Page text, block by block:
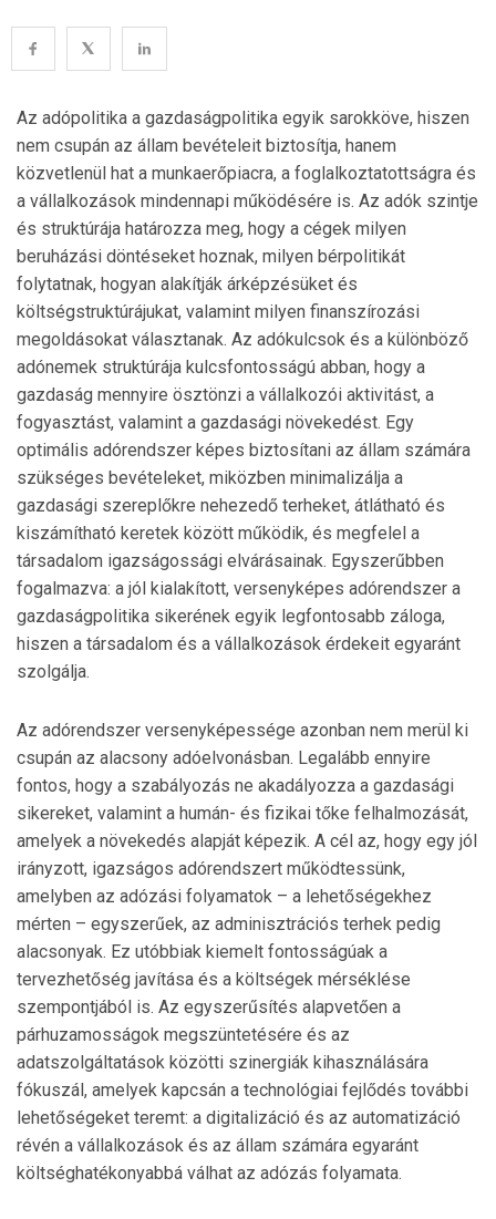
Az adópolitika a gazdaságpolitika egyik sarokköve, hiszen
nem csupán az állam bevételeit biztosítja, hanem
közvetlenül hat a munkaerőpiacra, a foglalkoztatottságra és
a vállalkozások mindennapi működésére is. Az adók szintje
és struktúrája határozza meg, hogy a cégek milyen
beruházási döntéseket hoznak, milyen bérpolitikát
folytatnak, hogyan alakítják árképzésüket és
költségstruktúrájukat, valamint milyen finanszírozási
megoldásokat választanak. Az adókulcsok és a különböző
adónemek struktúrája kulcsfontosságú abban, hogy a
gazdaság mennyire ösztönzi a vállalkozói aktivitást, a
fogyasztást, valamint a gazdasági növekedést. Egy
optimális adórendszer képes biztosítani az állam számára
szükséges bevételeket, miközben minimalizálja a
gazdasági szereplőkre nehezedő terheket, átlátható és
kiszámítható keretek között működik, és megfelel a
társadalom igazságossági elvárásainak. Egyszerűbben
fogalmazva: a jól kialakított, versenyképes adórendszer a
gazdaságpolitika sikerének egyik legfontosabb záloga,
hiszen a társadalom és a vállalkozások érdekeit egyaránt
szolgálja.
Az adórendszer versenyképessége azonban nem merül ki
csupán az alacsony adóelvonásban. Legalább ennyire
fontos, hogy a szabályozás ne akadályozza a gazdasági
sikereket, valamint a humán- és fizikai tőke felhalmozását,
amelyek a növekedés alapját képezik. A cél az, hogy egy jól
irányzott, igazságos adórendszert működtessünk,
amelyben az adózási folyamatok – a lehetőségekhez
mérten – egyszerűek, az adminisztrációs terhek pedig
alacsonyak. Ez utóbbiak kiemelt fontosságúak a
tervezhetőség javítása és a költségek mérséklése
szempontjából is. Az egyszerűsítés alapvetően a
párhuzamosságok megszüntetésére és az
adatszolgáltatások közötti szinergiák kihasználására
fókuszál, amelyek kapcsán a technológiai fejlődés további
lehetőségeket teremt: a digitalizáció és az automatizáció
révén a vállalkozások és az állam számára egyaránt
költséghatékonyabbá válhat az adózás folyamata.